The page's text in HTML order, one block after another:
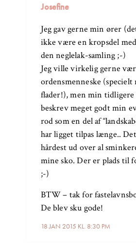
Josefine
18 JAN 2015 KL. 8:30 PM
Jeg gav gerne min ører
ikke være en kropsdel
den neglelak-samling ;-)
Jeg ville virkelig gerne
ordensmenneske (specielt
flader!), men min
beskrev meget godt min
rod som en del af
har ligget tilpas længe..
hårdest ud over al
mine sko. Der er plads til
;-)
BTW – tak for
De blev sku gode!